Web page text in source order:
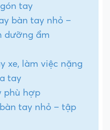
tay
bàn tay nhỏ –
dưỡng ẩm
xe, làm việc nặng
tay
phù hợp
tay nhỏ – tập